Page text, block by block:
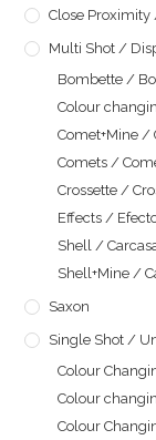
Close
Multi Shot /
Bombette /
Colour
Comet+Mine /
Comets /
Crossette /
Effects /
Shell /
Shell+Mine /
Saxon
Single Shot /
Colour
Colour
Colour